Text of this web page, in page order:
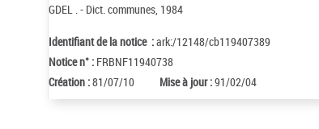
GDEL . - Dict. communes, 1984
Identifiant de la notice :ark:/12148/cb119407389
Notice n° : FRBNF11940738
Création :81/07/10 Mise à jour :91/02/04